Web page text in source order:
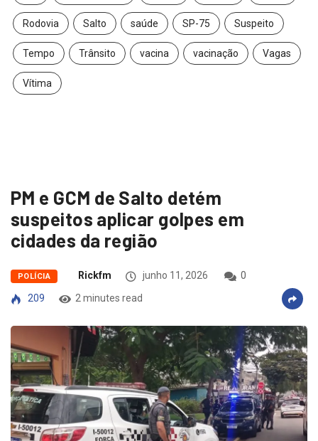
Rodovia Salto saúde SP-75 Suspeito
Tempo Trânsito vacina vacinação Vagas
Vítima
PM e GCM de Salto detém
suspeitos aplicar golpes em
cidades da região
POLÍCIA Rickfm junho 11, 2026
0
209
2 minutes read